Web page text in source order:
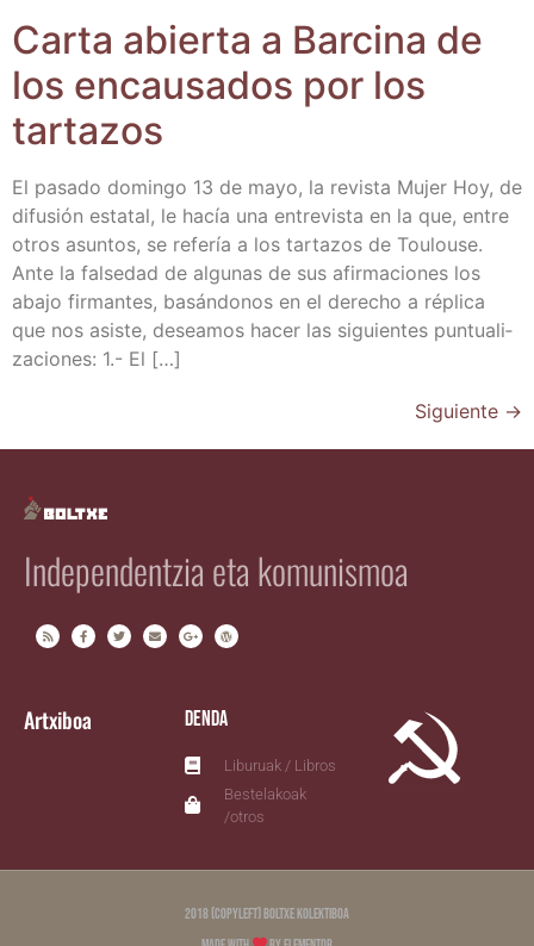
Car­ta abier­ta a Bar­ci­na de
los encau­sa­dos por los
tartazos
El pasa­do domin­go 13 de mayo, la revis­ta Mujer Hoy, de
difu­sión esta­tal, le hacía una entre­vis­ta en la que, entre
otros asun­tos, se refe­ría a los tar­ta­zos de Tou­lou­se.
Ante la fal­se­dad de algu­nas de sus afir­ma­cio­nes los
aba­jo fir­man­tes, basán­do­nos en el dere­cho a répli­ca
que nos asis­te, desea­mos hacer las siguien­tes pun­tua­li­
za­cio­nes: 1.- El […]
Siguiente →
Independentzia eta komunismoa
Artxiboa Denda
Liburuak / Libros
Bestelakoak
/otros
2018 (copyleft) Boltxe Kolektiboa